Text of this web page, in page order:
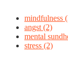
mindfulness
angst (2)
mental
stress (2)